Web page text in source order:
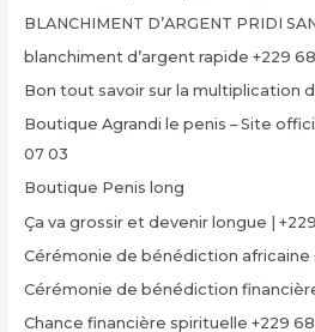
BLANCHIMENT D’ARGENT PRIDI
blanchiment d’argent rapide +229
Bon tout savoir sur la multiplication
Boutique Agrandi le penis – Site
07 03
Boutique Penis long
Ça va grossir et devenir longue |
Cérémonie de bénédiction africaine
Cérémonie de bénédiction
Chance financière spirituelle +229